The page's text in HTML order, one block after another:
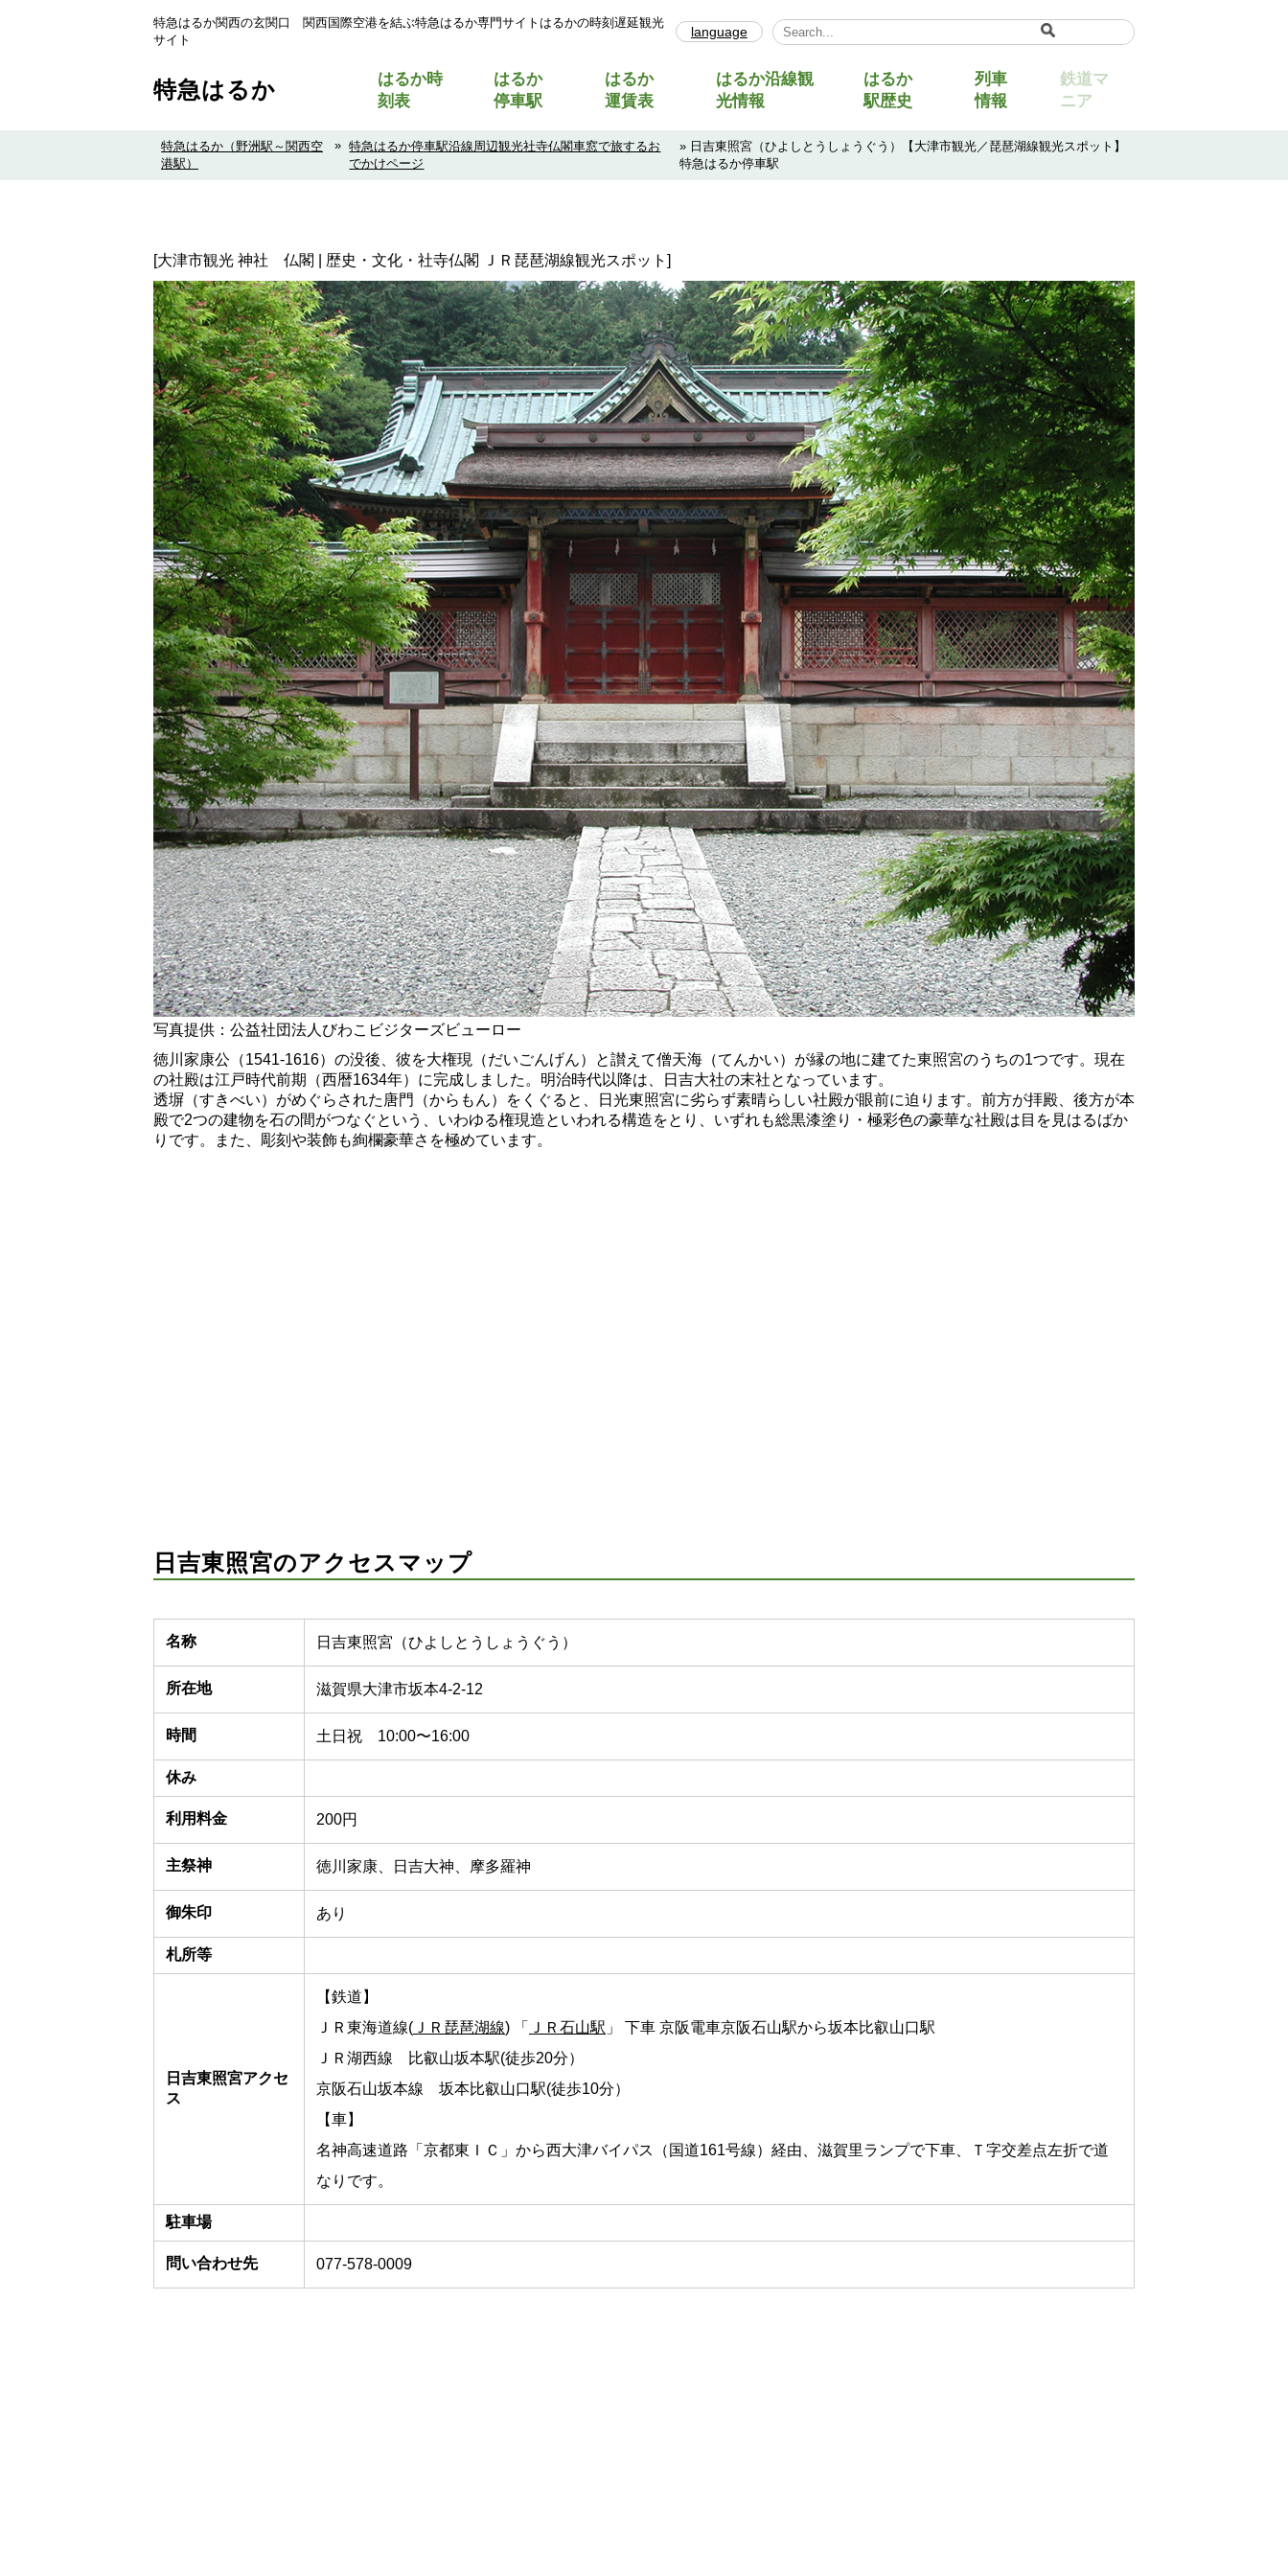
特急はるか関西の玄関口 関西国際空港を結ぶ特急はるか専門サイトはるかの時刻遅延観光
サイト
language
Select Language ▼
特急はるか
はるか時
刻表
はるか
停車駅
はるか
運賃表
はるか沿線観
光情報
はるか
駅歴史
列車
情報
鉄道マ
ニア
特急はるか（野洲駅～関西空
港駅）
» 特急はるか停車駅沿線周辺観光社寺仏閣車窓で旅するお
でかけページ
» 日吉東照宮（ひよしとうしょうぐう）【大津市観光／琵琶湖線観光スポット】
特急はるか停車駅
[大津市観光 神社 仏閣 | 歴史・文化・社寺仏閣 ＪＲ琵琶湖線観光スポット]
写真提供：公益社団法人びわこビジターズビューロー
徳川家康公（1541-1616）の没後、彼を大権現（だいごんげん）と讃えて僧天海（てんかい）が縁の地に建てた東照宮のうちの1つです。現在
の社殿は江戸時代前期（西暦1634年）に完成しました。明治時代以降は、日吉大社の末社となっています。
透塀（すきべい）がめぐらされた唐門（からもん）をくぐると、日光東照宮に劣らず素晴らしい社殿が眼前に迫ります。前方が拝殿、後方が本
殿で2つの建物を石の間がつなぐという、いわゆる権現造といわれる構造をとり、いずれも総黒漆塗り・極彩色の豪華な社殿は目を見はるばか
りです。また、彫刻や装飾も絢欄豪華さを極めています。
日吉東照宮のアクセスマップ
名称 日吉東照宮（ひよしとうしょうぐう）
所在地 滋賀県大津市坂本4-2-12
時間 土日祝 10:00〜16:00
休み
利用料金 200円
主祭神 徳川家康、日吉大神、摩多羅神
御朱印 あり
札所等
日吉東照宮アクセ
ス
【鉄道】
ＪＲ東海道線( ＪＲ琵琶湖線) 「 ＪＲ石山駅 」 下車 京阪電車京阪石山駅から坂本比叡山口駅
ＪＲ湖西線 比叡山坂本駅(徒歩20分）
京阪石山坂本線 坂本比叡山口駅(徒歩10分）
【車】
名神高速道路「京都東ＩＣ」から西大津バイパス（国道161号線）経由、滋賀里ランプで下車、Ｔ字交差点左折で道
なりです。
駐車場
問い合わせ先 077-578-0009